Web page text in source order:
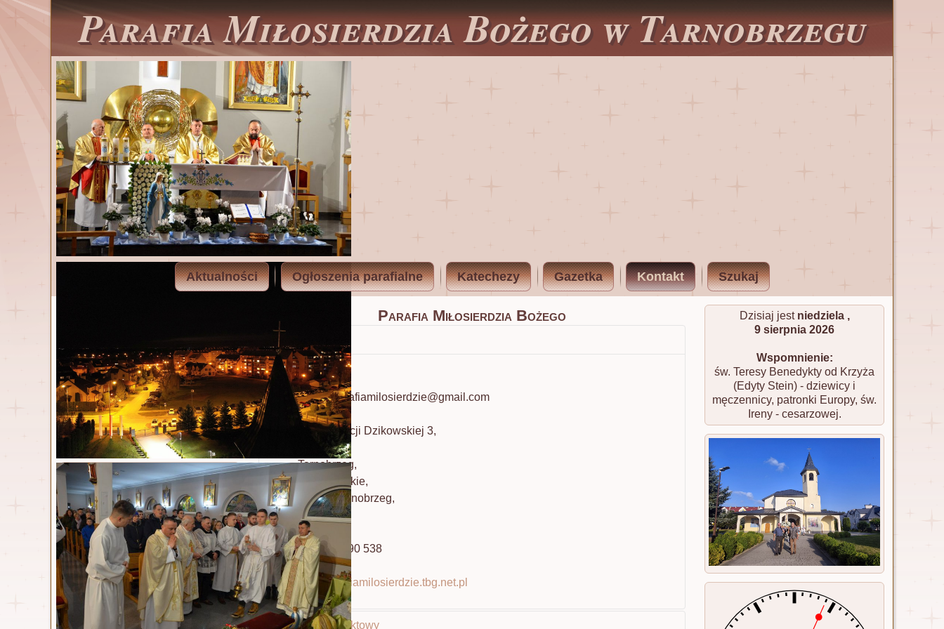
Parafia Miłosierdzia Bożego w Tarnobrzegu
Aktualności Ogłoszenia parafialne Katechezy Gazetka Kontakt Szukaj
Msze św. i nabożeństwa
Duszpasterze
Kancelaria
Historia
Parafia w statystyce
Nasz kościół
Dokumenty
Standardy ochrony małoletnich
Zespół ds. prewencji
Osoby włączone w
duszpasterstwo
Wspólnoty parafialne
Parafia Miłosierdzia Bożego
Kontakt
Email: parafiamilosierdzie@gmail.com
Konfederacji Dzikowskiej 3,
Tarnobrzeg,
podkarpackie,
39-400 Tarnobrzeg,
Polska
+48 512 990 538
http://parafiamilosierdzie.tbg.net.pl
Formularz kontaktowy
Dzisiaj jest niedziela ,
9 sierpnia 2026
Wspomnienie:
św. Teresy Benedykty od Krzyża
(Edyty Stein) - dziewicy i
męczennicy, patronki Europy, św.
Ireny - cesarzowej.